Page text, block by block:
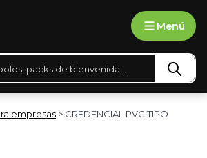
Menú
empresas > CREDENCIAL PVC TIPO